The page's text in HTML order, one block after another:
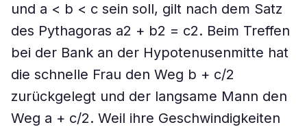
und a < b < c sein soll, gilt nach dem Satz
des Pythagoras a2 + b2 = c2. Beim Treffen
bei der Bank an der Hypotenusenmitte hat
die schnelle Frau den Weg b + c/2
zurückgelegt und der langsame Mann den
Weg a + c/2. Weil ihre Geschwindigkeiten